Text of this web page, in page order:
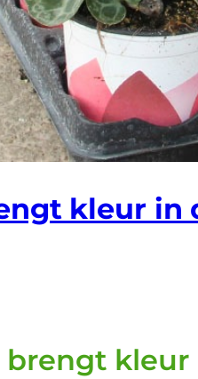
kleur in
brengt kleur